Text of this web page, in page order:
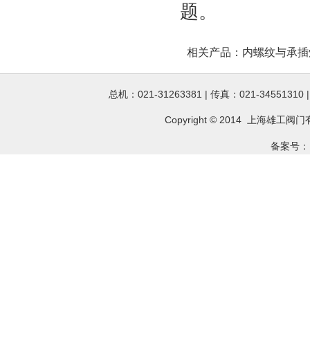
题。
相关产品： 内螺纹与承
总机：021-31263381 | 传真：021-
Copyright © 2014 上海雄工阀门
备案号